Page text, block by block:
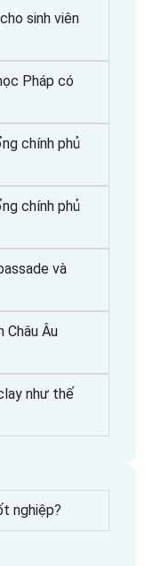
sinh viên
Pháp có
chính phủ
chính phủ
và
Châu Âu
như thế
nghiệp?